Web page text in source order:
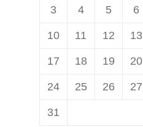
3 4 5 6
10 11 12 13
17 18 19 20
24 25 26 27
31